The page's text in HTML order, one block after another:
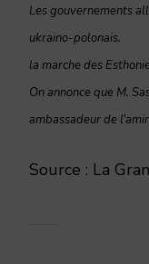
Les gouvernements
ukraino-polonais.
la marche des
On annonce que M.
ambassadeur de
Source : La